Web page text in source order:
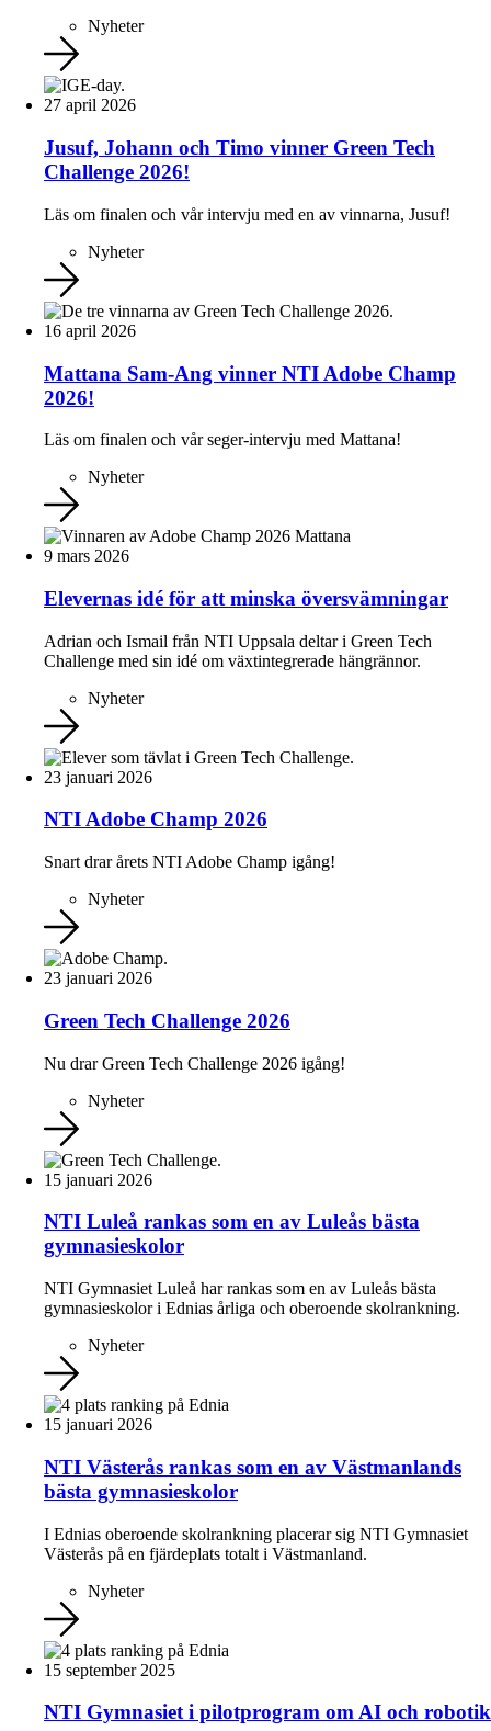
Nyheter
27 april 2026
Jusuf, Johann och Timo vinner Green Tech
Challenge 2026!
Läs om finalen och vår intervju med en av vinnarna, Jusuf!
Nyheter
16 april 2026
Mattana Sam-Ang vinner NTI Adobe Champ
2026!
Läs om finalen och vår seger-intervju med Mattana!
Nyheter
9 mars 2026
Elevernas idé för att minska översvämningar
Adrian och Ismail från NTI Uppsala deltar i Green Tech
Challenge med sin idé om växtintegrerade hängrännor.
Nyheter
23 januari 2026
NTI Adobe Champ 2026
Snart drar årets NTI Adobe Champ igång!
Nyheter
23 januari 2026
Green Tech Challenge 2026
Nu drar Green Tech Challenge 2026 igång!
Nyheter
15 januari 2026
NTI Luleå rankas som en av Luleås bästa
gymnasieskolor
NTI Gymnasiet Luleå har rankas som en av Luleås bästa
gymnasieskolor i Ednias årliga och oberoende skolrankning.
Nyheter
15 januari 2026
NTI Västerås rankas som en av Västmanlands
bästa gymnasieskolor
I Ednias oberoende skolrankning placerar sig NTI Gymnasiet
Västerås på en fjärdeplats totalt i Västmanland.
Nyheter
15 september 2025
NTI Gymnasiet i pilotprogram om AI och robotik